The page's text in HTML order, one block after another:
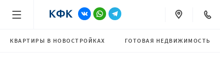
КВАРТИРЫ В НОВОСТРОЙКАХ ГОТОВАЯ НЕДВИЖИМОСТЬ